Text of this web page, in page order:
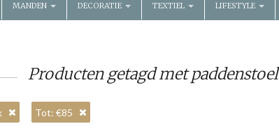
MANDEN DECORATIE TEXTIEL LIFESTYLE
Producten getagd met paddenstoel
Tot: €85